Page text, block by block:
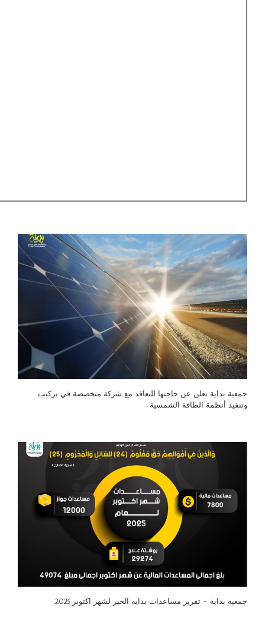
جمعية بداية تعلن عن حاجتها للتعاقد مع شركة متخصصة في تركيب
وتنفيذ أنظمة الطاقة الشمسية
جمعية بداية – تقرير مساعدات بدايه الخير لشهر اكتوبر 2025